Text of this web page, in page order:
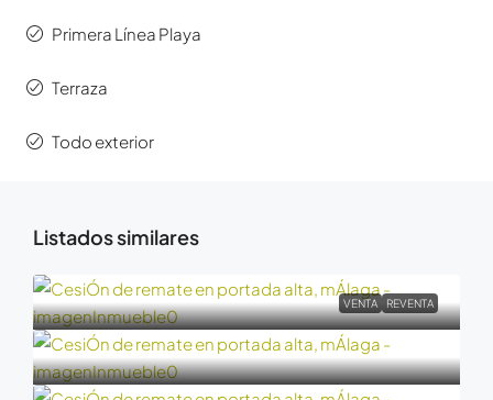
Primera Línea Playa
Terraza
Todo exterior
Listados similares
VENTA REVENTA